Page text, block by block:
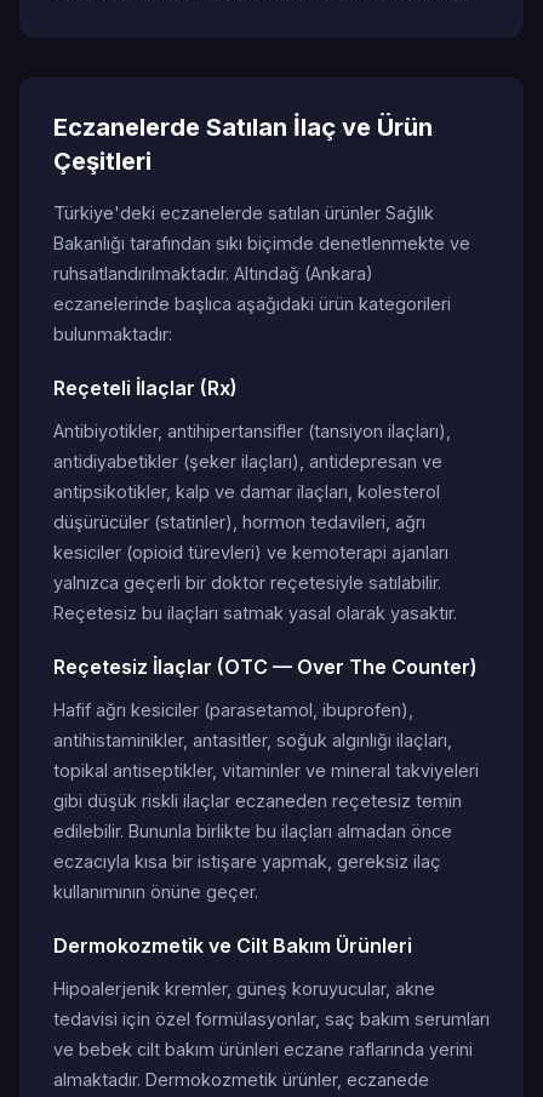
Eczanelerde Satılan İlaç ve Ürün
Çeşitleri
Türkiye'deki eczanelerde satılan ürünler Sağlık
Bakanlığı tarafından sıkı biçimde denetlenmekte ve
ruhsatlandırılmaktadır. Altındağ (Ankara)
eczanelerinde başlıca aşağıdaki ürün kategorileri
bulunmaktadır:
Reçeteli İlaçlar (Rx)
Antibiyotikler, antihipertansifler (tansiyon ilaçları),
antidiyabetikler (şeker ilaçları), antidepresan ve
antipsikotikler, kalp ve damar ilaçları, kolesterol
düşürücüler (statinler), hormon tedavileri, ağrı
kesiciler (opioid türevleri) ve kemoterapi ajanları
yalnızca geçerli bir doktor reçetesiyle satılabilir.
Reçetesiz bu ilaçları satmak yasal olarak yasaktır.
Reçetesiz İlaçlar (OTC — Over The Counter)
Hafif ağrı kesiciler (parasetamol, ibuprofen),
antihistaminikler, antasitler, soğuk algınlığı ilaçları,
topikal antiseptikler, vitaminler ve mineral takviyeleri
gibi düşük riskli ilaçlar eczaneden reçetesiz temin
edilebilir. Bununla birlikte bu ilaçları almadan önce
eczacıyla kısa bir istişare yapmak, gereksiz ilaç
kullanımının önüne geçer.
Dermokozmetik ve Cilt Bakım Ürünleri
Hipoalerjenik kremler, güneş koruyucular, akne
tedavisi için özel formülasyonlar, saç bakım serumları
ve bebek cilt bakım ürünleri eczane raflarında yerini
almaktadır. Dermokozmetik ürünler, eczanede